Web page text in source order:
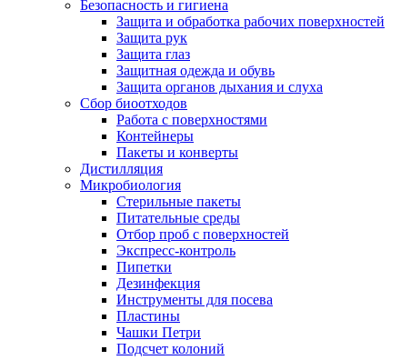
Безопасность и гигиена
Защита и обработка рабочих поверхностей
Защита рук
Защита глаз
Защитная одежда и обувь
Защита органов дыхания и слуха
Сбор биоотходов
Работа с поверхностями
Контейнеры
Пакеты и конверты
Дистилляция
Микробиология
Стерильные пакеты
Питательные среды
Отбор проб с поверхностей
Экспресс-контроль
Пипетки
Дезинфекция
Инструменты для посева
Пластины
Чашки Петри
Подсчет колоний